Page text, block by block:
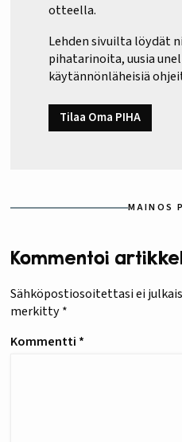
otteella.
Lehden sivuilta löydät
pihatarinoita, uusia
käytännönläheisiä
Tilaa Oma PIHA
MAINOS
Kommentoi
Sähköpostiosoitettasi ei
merkitty*
Kommentti *